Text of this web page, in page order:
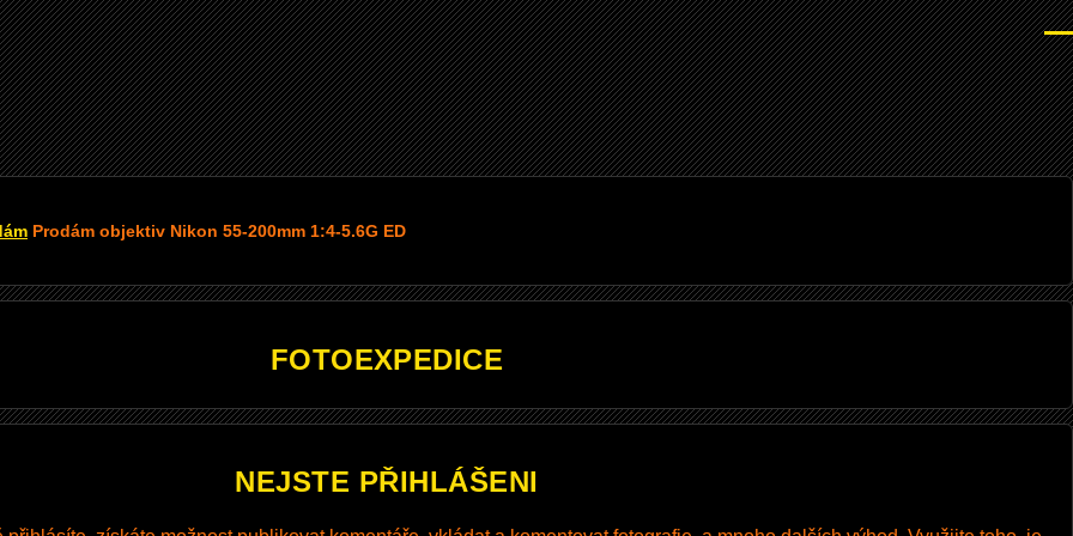
Prodám objektiv Nikon 55-200mm 1:4-5.6G ED
FOTOEXPEDICE
NEJSTE PŘIHLÁŠENI